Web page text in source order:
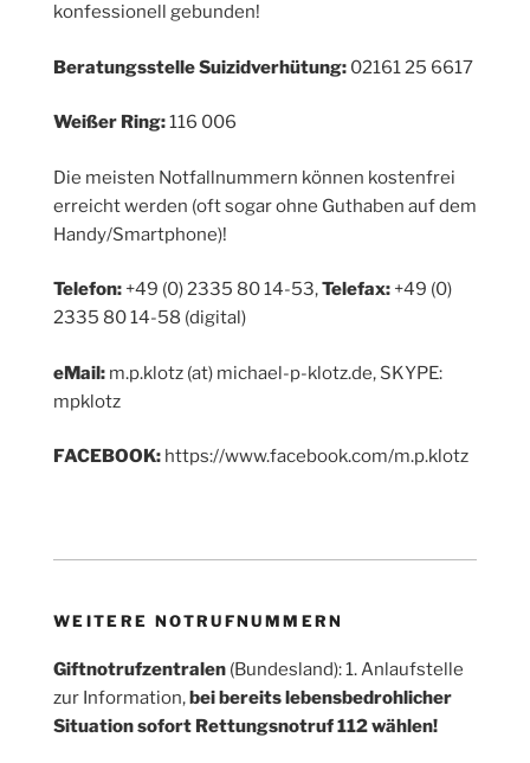
konfessionell gebunden!
Beratungsstelle Suizidverhütung: 02161 25 6617
Weißer Ring:116 006
Die meisten Notfallnummern können kostenfrei
erreicht werden (oft sogar ohne Guthaben auf dem
Handy/Smartphone)!
Telefon: +49 (0) 2335 80 14-53,Telefax: +49 (0)
2335 80 14-58 (digital)
eMail: m.p.klotz (at) michael-p-klotz.de, SKYPE:
mpklotz
FACEBOOK: https://www.facebook.com/m.p.klotz
WEITERE NOTRUFNUMMERN
Giftnotrufzentralen (Bundesland): 1. Anlaufstelle
zur Information,bei bereits lebensbedrohlicher
Situation sofort Rettungsnotruf 112 wählen!